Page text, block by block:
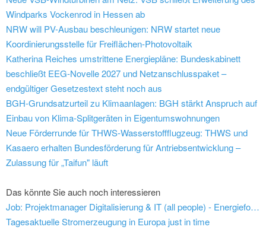
Windparks Vockenrod in Hessen ab
NRW will PV-Ausbau beschleunigen: NRW startet neue
Koordinierungsstelle für Freiflächen-Photovoltaik
Katherina Reiches umstrittene Energiepläne: Bundeskabinett
beschließt EEG-Novelle 2027 und Netzanschlusspaket –
endgültiger Gesetzestext steht noch aus
BGH-Grundsatzurteil zu Klimaanlagen: BGH stärkt Anspruch auf
Einbau von Klima-Splitgeräten in Eigentumswohnungen
Neue Förderrunde für THWS-Wasserstoffflugzeug: THWS und
Kasaero erhalten Bundesförderung für Antriebsentwicklung –
Zulassung für „Taifun" läuft
Das könnte Sie auch noch interessieren
Job: Projektmanager Digitalisierung & IT (all people) - Energieforen Leipzig GmbH
Tagesaktuelle Stromerzeugung in Europa just in time